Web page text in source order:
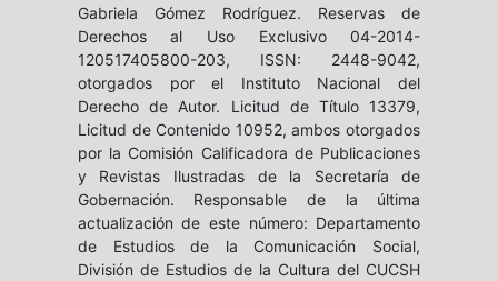
Gabriela Gómez Rodríguez. Reservas de
Derechos al Uso Exclusivo 04-2014-
120517405800-203, ISSN: 2448-9042,
otorgados por el Instituto Nacional del
Derecho de Autor. Licitud de Título 13379,
Licitud de Contenido 10952, ambos otorgados
por la Comisión Calificadora de Publicaciones
y Revistas Ilustradas de la Secretaría de
Gobernación. Responsable de la última
actualización de este número: Departamento
de Estudios de la Comunicación Social,
División de Estudios de la Cultura del CUCSH